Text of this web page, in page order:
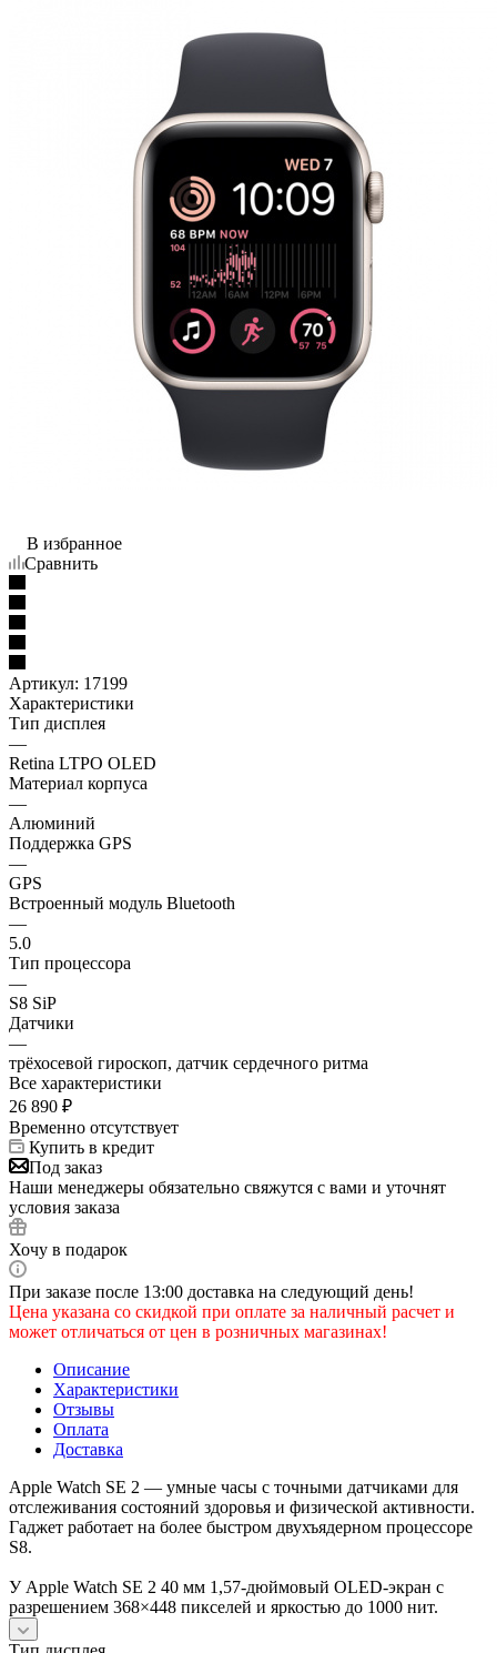
В избранное
Сравнить
Артикул: 17199
Характеристики
Тип дисплея
—
Retina LTPO OLED
Материал корпуса
—
Алюминий
Поддержка GPS
—
GPS
Встроенный модуль Bluetooth
—
5.0
Тип процессора
—
S8 SiP
Датчики
—
трёхосевой гироскоп, датчик сердечного ритма
Все характеристики
26 890 ₽
Временно отсутствует
Купить в кредит
Под заказ
Наши менеджеры обязательно свяжутся с вами и уточнят
условия заказа
Хочу в подарок
При заказе после 13:00 доставка на следующий день!
Цена указана со скидкой при оплате за наличный расчет и
может отличаться от цен в розничных магазинах!
Описание
Характеристики
Отзывы
Оплата
Доставка
Apple Watch SE 2 — умные часы с точными датчиками для
отслеживания состояний здоровья и физической активности.
Гаджет работает на более быстром двухъядерном процессоре
S8.
У Apple Watch SE 2 40 мм 1,57-дюймовый OLED-экран с
разрешением 368×448 пикселей и яркостью до 1000 нит.